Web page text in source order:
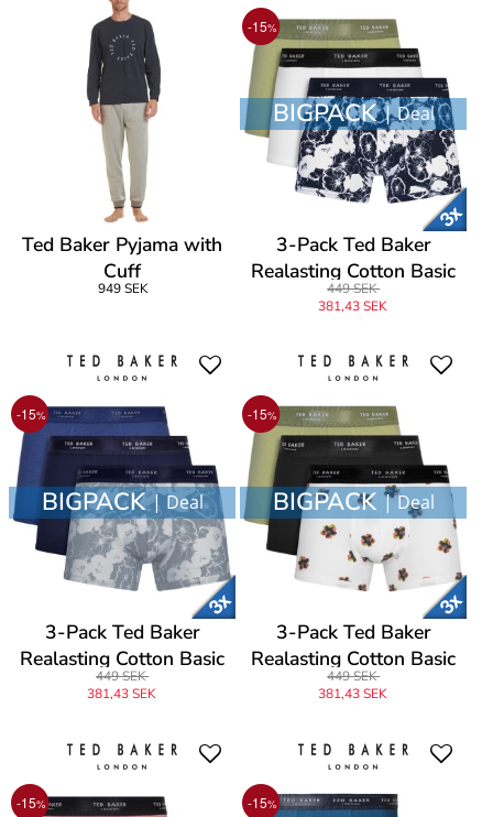
Ted Baker Pyjama with
Cuff
949 SEK
-15%
BIGPACK| Deal
3-Pack Ted Baker
Realasting Cotton Basic
Trunks
449 SEK
381,43 SEK
-15%
BIGPACK| Deal
3-Pack Ted Baker
Realasting Cotton Basic
Trunks
449 SEK
381,43 SEK
-15%
BIGPACK | Deal
3-Pack Ted Baker
Realasting Cotton Basic
Trunks
449 SEK
381,43 SEK
-15% -15%